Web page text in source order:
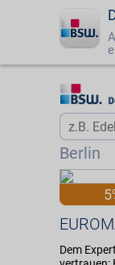
Startseite
Login
Berlin
Dem